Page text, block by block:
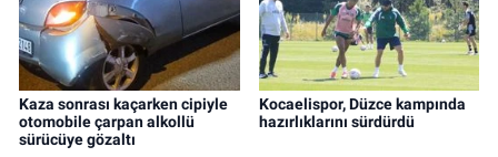
Kaza sonrası kaçarken cipiyle
otomobile çarpan alkollü
sürücüye gözaltı
Kocaelispor, Düzce kampında
hazırlıklarını sürdürdü